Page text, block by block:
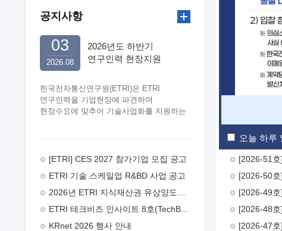
오늘 하루
공지사항
2026년도 하반기
연구인력 현장지원
한국전자통신연구원(ETRI)은 ETRI
연구인력을 기업현장에 파견하여
현장수요에 맞추어 기술사업화를 지원하는
주시기 바랍니다. 2026년 8월
추진목적: ETRI 인력을 기업현장에 파견.
기술지원을 실시함으로써 ETRI 개발기술의
극대화하고, 지원기업을 강견기업으로
육성하고자 함.  신청자격: ETRI
2026.08
03
[ETRI] CES 2027 참가기업 모집 공고
ETRI 기술 스케일업 R&BD 사업 공고
ETRI 테크비즈 인사이트 8호(TechBiz Insight Vol.8) 발간
KRnet 2026 행사 안내
보도자료